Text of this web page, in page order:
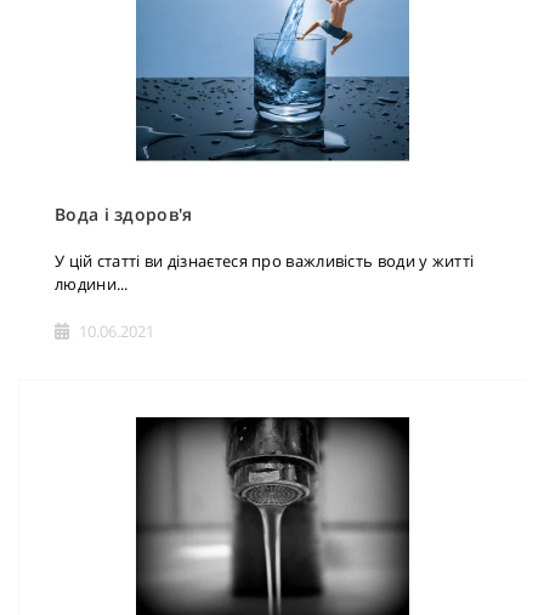
Вода і здоров'я
У цій статті ви дізнаєтеся про важливість води у житті
людини...
10.06.2021